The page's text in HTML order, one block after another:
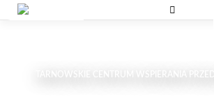
Przejdź
do
Przejdź
do
Przejdź
do
TARNOWSKIE CENTRUM WSPIERANIA